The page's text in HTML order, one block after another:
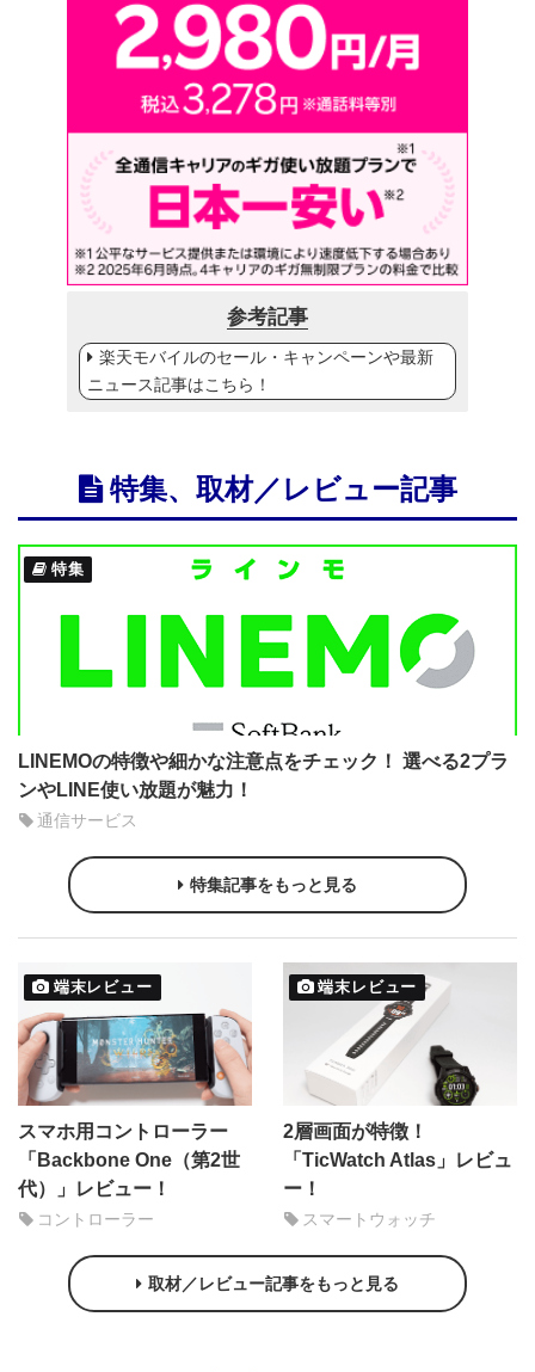
参考記事
楽天モバイルのセール・キャンペーンや最新
ニュース記事はこちら！
特集、取材／レビュー記事
特集
LINEMOの特徴や細かな注意点をチェック！ 選べる2プラ
ンやLINE使い放題が魅力！
通信サービス
特集記事をもっと見る
端末レビュー
スマホ用コントローラー
「Backbone One（第2世
代）」レビュー！
コントローラー
端末レビュー
2層画面が特徴！
「TicWatch Atlas」レビュ
ー！
スマートウォッチ
取材／レビュー記事をもっと見る